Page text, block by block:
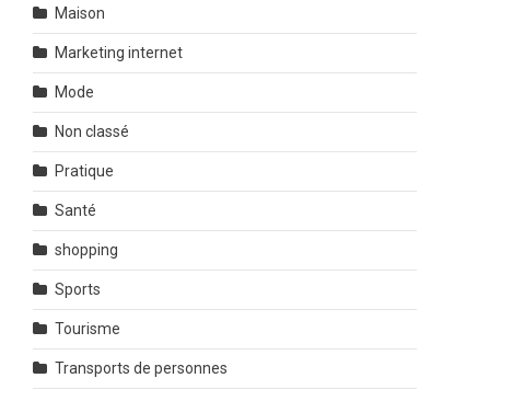
Maison
Marketing internet
Mode
Non classé
Pratique
Santé
shopping
Sports
Tourisme
Transports de personnes